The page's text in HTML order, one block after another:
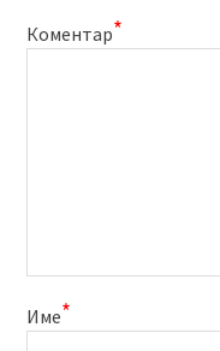
Коментар*
Име*